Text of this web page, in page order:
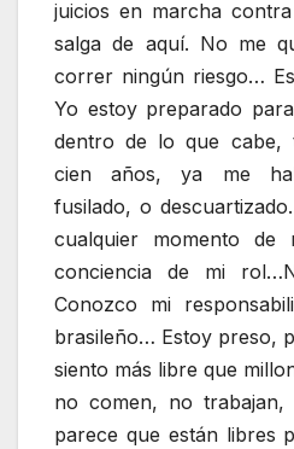
juicios en marcha
salga de aquí. No me
correr ningún riesgo…
Yo estoy preparado
dentro de lo que cabe,
cien años, ya me
fusilado, o
cualquier momento de
conciencia de mi
Conozco mi
brasileño… Estoy preso,
siento más libre que
no comen, no trabajan,
parece que están libres